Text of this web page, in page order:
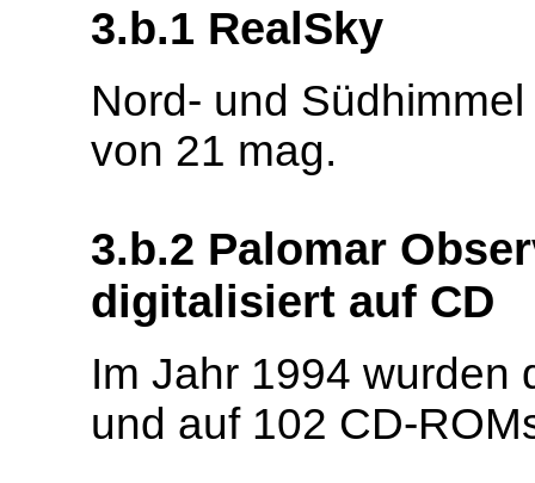
3.b.1 RealSky
Nord- und
von 21 mag.
3.b.2 Palomar
digitalisiert auf CD
Im Jahr 1994 wurden
und auf 102 CD-